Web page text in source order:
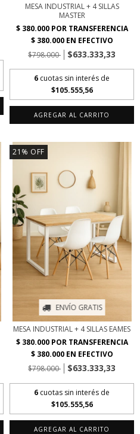
MESA INDUSTRIAL + 4 SILLAS
MASTER
$798.000 $633.333,33
6 cuotas sin interés de
$105.555,56
AGREGAR AL CARRITO
21 % OFF
ENVÍO GRATIS
MESA INDUSTRIAL + 4 SILLAS EAMES
$798.000 $633.333,33
6 cuotas sin interés de
$105.555,56
AGREGAR AL CARRITO